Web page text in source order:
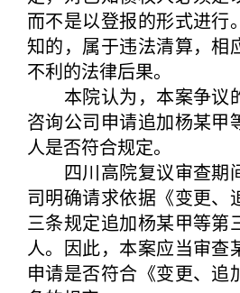
而不是以登报的形式进行
知的，属于违法清算，相
不利的法律后果。
本院认为，本案争议
咨询公司申请追加杨某甲
人是否符合规定。
四川高院复议审查期
司明确请求依据《变更、
三条规定追加杨某甲等第
人。因此，本案应当审查
申请是否符合《变更、追